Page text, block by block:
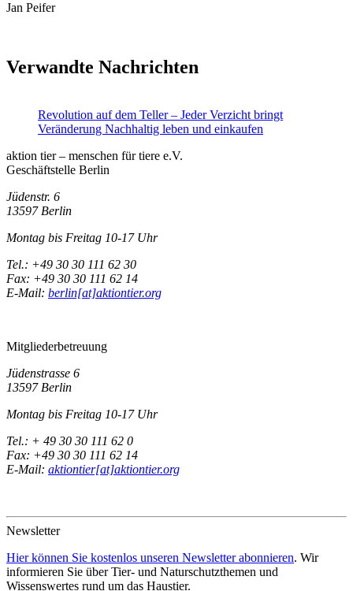
Jan Peifer
Verwandte Nachrichten
Revolution auf dem Teller – Jeder Verzicht bringt
Veränderung Nachhaltig leben und einkaufen
aktion tier – menschen für tiere e.V.
Geschäftstelle Berlin
Jüdenstr. 6
13597 Berlin
Montag bis Freitag 10-17 Uhr
Tel.: +49 30 30 111 62 30
Fax: +49 30 30 111 62 14
E-Mail: berlin[at]aktiontier.org
Mitgliederbetreuung
Jüdenstrasse 6
13597 Berlin
Montag bis Freitag 10-17 Uhr
Tel.: + 49 30 30 111 62 0
Fax: +49 30 30 111 62 14
E-Mail: aktiontier[at]aktiontier.org
Newsletter
Hier können Sie kostenlos unseren Newsletter abonnieren. Wir
informieren Sie über Tier- und Naturschutzthemen und
Wissenswertes rund um das Haustier.